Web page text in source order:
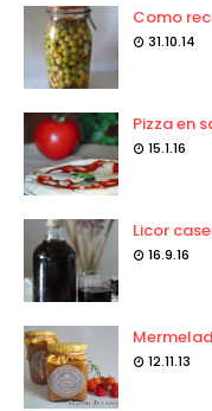
Como
31.10.14
Pizza en
15.1.16
Licor
16.9.16
12.11.13